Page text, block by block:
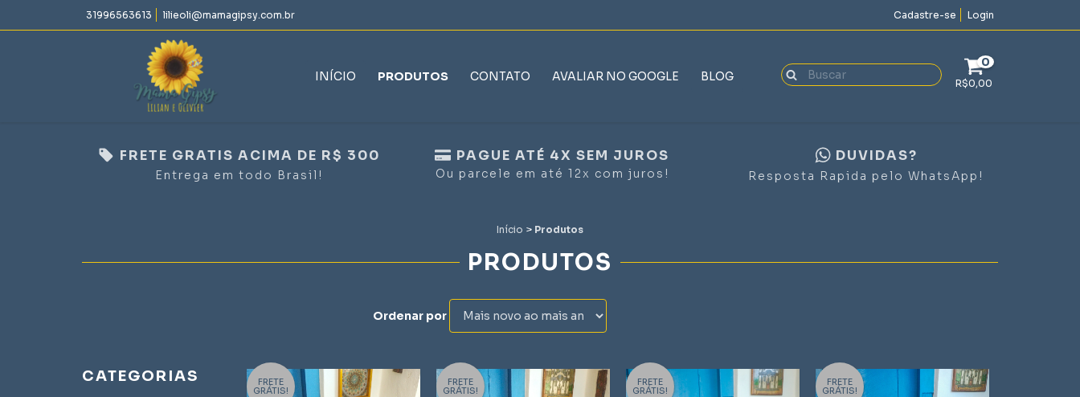
31996563613 lilieoli@mamagipsy.com.br Cadastre-se Login
INÍCIO PRODUTOS CONTATO AVALIAR NO GOOGLE BLOG
0
R$0,00
FRETE GRATIS ACIMA DE R$ 300
Entrega em todo Brasil!
PAGUE ATÉ 4X SEM JUROS
Ou parcele em até 12x com juros!
DUVIDAS?
Resposta Rapida pelo WhatsApp!
Início > Produtos
PRODUTOS
Ordenar por
CATEGORIAS FRETE
GRÁTIS!
FRETE
GRÁTIS!
FRETE
GRÁTIS!
FRETE
GRÁTIS!